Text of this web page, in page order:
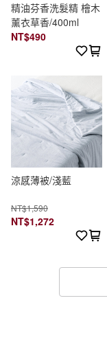
精油芬香洗髮精 檜木
薰衣草香/400ml
NT$490
涼感薄被/淺藍
NT$1,590
NT$1,272